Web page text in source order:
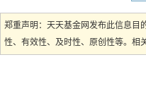
郑重声明：天天基金网发布此信息目
性、有效性、及时性、原创性等。相